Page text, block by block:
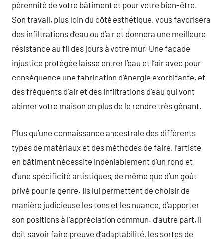
pérennité de votre bâtiment et pour votre bien-être.
Son travail, plus loin du côté esthétique, vous favorisera
des infiltrations d’eau ou d’air et donnera une meilleure
résistance au fil des jours à votre mur. Une façade
injustice protégée laisse entrer l’eau et l’air avec pour
conséquence une fabrication d’énergie exorbitante, et
des fréquents d’air et des infiltrations d’eau qui vont
abimer votre maison en plus de le rendre très gênant.
Plus qu’une connaissance ancestrale des différents
types de matériaux et des méthodes de faire, l’artiste
en bâtiment nécessite indéniablement d’un rond et
d’une spécificité artistiques, de même que d’un goût
privé pour le genre. Ils lui permettent de choisir de
manière judicieuse les tons et les nuance, d’apporter
son positions à l’appréciation commun. d’autre part, il
doit savoir faire preuve d’adaptabilité, les sortes de